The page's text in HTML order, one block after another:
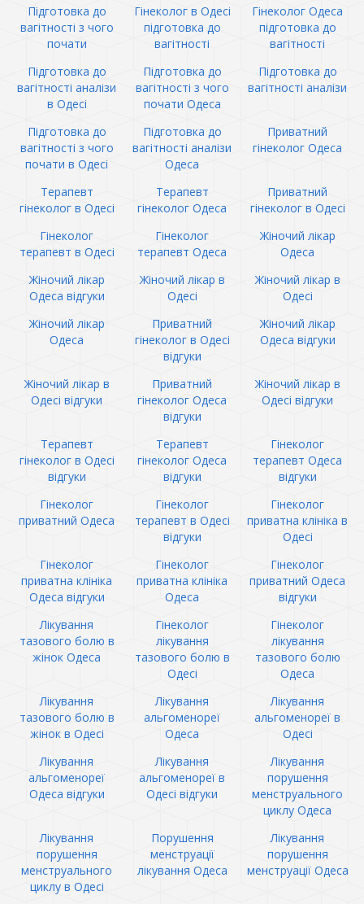
Підготовка до
вагітності з чого
почати
Гінеколог в Одесі
підготовка до
вагітності
Гінеколог Одеса
підготовка до
вагітності
Підготовка до
вагітності аналізи
в Одесі
Підготовка до
вагітності з чого
почати Одеса
Підготовка до
вагітності аналізи
Підготовка до
вагітності з чого
почати в Одесі
Підготовка до
вагітності аналізи
Одеса
Приватний
гінеколог Одеса
Терапевт
гінеколог в Одесі
Терапевт
гінеколог Одеса
Приватний
гінеколог в Одесі
Гінеколог
терапевт в Одесі
Гінеколог
терапевт Одеса
Жіночий лікар
Одеса
Жіночий лікар
Одеса відгуки
Жіночий лікар в
Одесі
Жіночий лікар в
Одесі
Жіночий лікар
Одеса
Приватний
гінеколог в Одесі
відгуки
Жіночий лікар
Одеса відгуки
Жіночий лікар в
Одесі відгуки
Приватний
гінеколог Одеса
відгуки
Жіночий лікар в
Одесі відгуки
Терапевт
гінеколог в Одесі
відгуки
Терапевт
гінеколог Одеса
відгуки
Гінеколог
терапевт Одеса
відгуки
Гінеколог
приватний Одеса
Гінеколог
терапевт в Одесі
відгуки
Гінеколог
приватна клініка в
Одесі
Гінеколог
приватна клініка
Одеса відгуки
Гінеколог
приватна клініка
Одеса
Гінеколог
приватний Одеса
відгуки
Лікування
тазового болю в
жінок Одеса
Гінеколог
лікування
тазового болю в
Одесі
Гінеколог
лікування
тазового болю
Одеса
Лікування
тазового болю в
жінок в Одесі
Лікування
альгоменореї
Одеса
Лікування
альгоменореї в
Одесі
Лікування
альгоменореї
Одеса відгуки
Лікування
альгоменореї в
Одесі відгуки
Лікування
порушення
менструального
циклу Одеса
Лікування
порушення
менструального
циклу в Одесі
Порушення
менструації
лікування Одеса
Лікування
порушення
менструації Одеса